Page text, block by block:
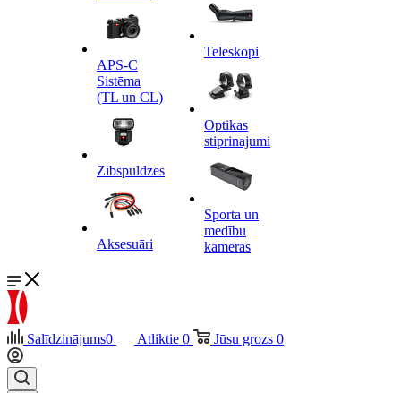
APS-C
Sistēma
(TL un CL)
Zibspuldzes
Aksesuāri
Teleskopi
Optikas
stiprinajumi
Sporta un
medību
kameras
Salīdzinājums0 Atliktie 0 Jūsu grozs 0